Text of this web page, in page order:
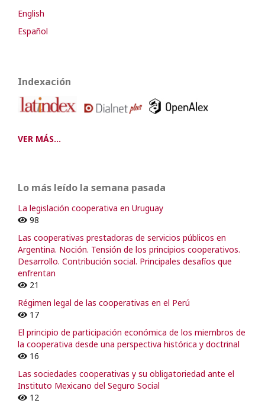
English
Español
Indexación
VER MÁS...
Lo más leído la semana pasada
La legislación cooperativa en Uruguay
98
Las cooperativas prestadoras de servicios públicos en
Argentina. Noción. Tensión de los principios cooperativos.
Desarrollo. Contribución social. Principales desafíos que
enfrentan
21
Régimen legal de las cooperativas en el Perú
17
El principio de participación económica de los miembros de
la cooperativa desde una perspectiva histórica y doctrinal
16
Las sociedades cooperativas y su obligatoriedad ante el
Instituto Mexicano del Seguro Social
12